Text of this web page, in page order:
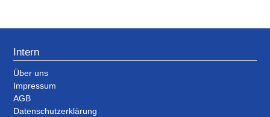
Intern
Über uns
Impressum
AGB
Datenschutzerklärung